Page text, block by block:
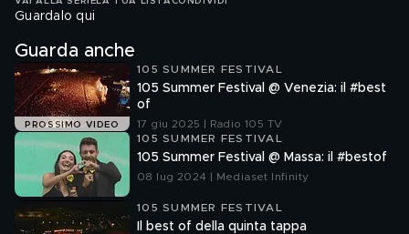
Guardalo qui
Guarda anche
PROSSIMO VIDEO
105 SUMMER FESTIVAL
105 Summer Festival @ Venezia: il #best
of
17 giu 2025 | Radio 105 TV
105 SUMMER FESTIVAL
105 Summer Festival @ Massa: il #bestof
08 lug 2024 | Mediaset Infinity
105 SUMMER FESTIVAL
Il best of della quinta tappa